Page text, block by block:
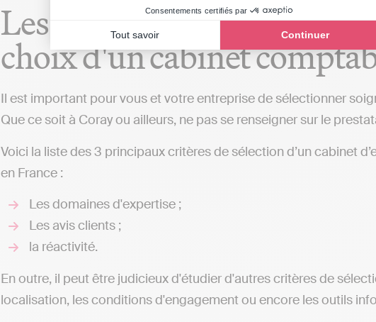
Consentements certifiés par
Tout savoir Continuer
Les critères à prendre en
choix d'un cabinet
Il est important pour vous et votre entreprise de sélectionner
Que ce soit à Coray ou ailleurs, ne pas se renseigner sur le
Voici la liste des 3 principaux critères de sélection d’un cabinet
en France :
Les domaines d'expertise ;
Les avis clients ;
la réactivité.
En outre, il peut être judicieux d'étudier d'autres critères de
localisation, les conditions d'engagement ou encore les outils